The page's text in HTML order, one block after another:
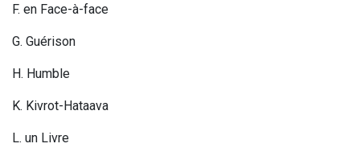
F. en Face-à-face
G. Guérison
H. Humble
K. Kivrot-Hataava
L. un Livre